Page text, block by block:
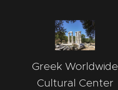
Greek Worldwide
Cultural Center